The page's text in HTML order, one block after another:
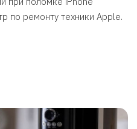
по ремонту техники Apple.